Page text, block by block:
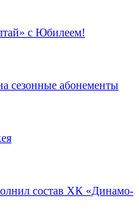
с Юбилеем!
сезонные абонементы
состав ХК «Динамо-